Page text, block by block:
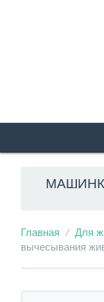
Главная Для
вычесывания